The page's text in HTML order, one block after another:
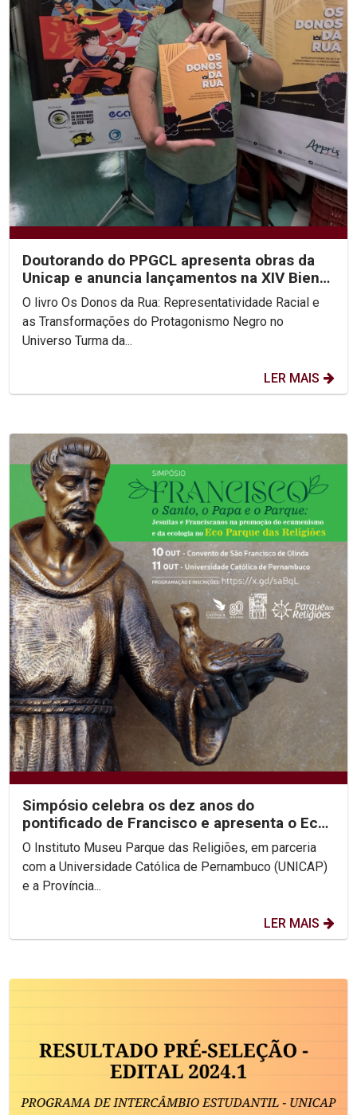
Doutorando do PPGCL apresenta obras da
Unicap e anuncia lançamentos na XIV Bienal
Internacional...
O livro Os Donos da Rua: Representatividade Racial e
as Transformações do Protagonismo Negro no
Universo Turma da...
LER MAIS
Simpósio celebra os dez anos do
pontificado de Francisco e apresenta o Eco
Parque das Religiões
O Instituto Museu Parque das Religiões, em parceria
com a Universidade Católica de Pernambuco (UNICAP)
e a Província...
LER MAIS